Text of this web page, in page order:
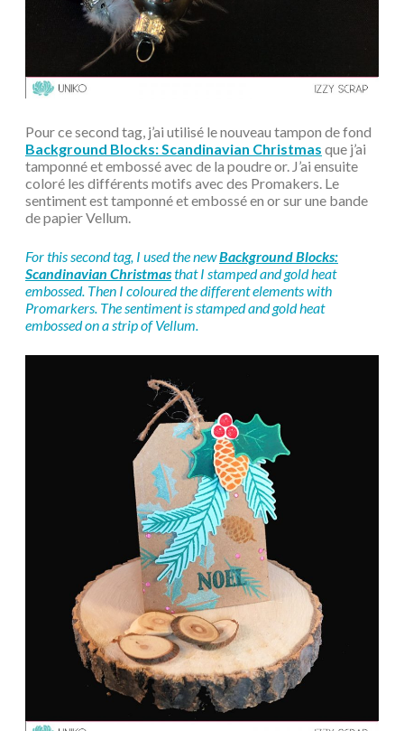
Pour ce second tag, j’ai utilisé le nouveau tampon de fond
Background Blocks: Scandinavian Christmas que j’ai
tamponné et embossé avec de la poudre or. J’ai ensuite
coloré les différents motifs avec des Promakers. Le
sentiment est tamponné et embossé en or sur une bande
de papier Vellum.
For this second tag, I used the newBackground Blocks:
Scandinavian Christmasthat I stamped and gold heat
embossed. Then I coloured the different elements with
Promarkers. The sentiment is stamped and gold heat
embossed on a strip of Vellum.